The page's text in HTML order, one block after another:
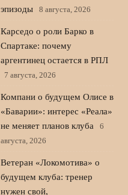
эпизоды
8 августа, 2026
Карседо о роли Барко в
Спартаке: почему
аргентинец остается в РПЛ
7 августа, 2026
Компани о будущем Олисе в
«Баварии»: интерес «Реала»
не меняет планов клуба
6
августа, 2026
Ветеран «Локомотива» о
будущем клуба: тренер
нужен свой,